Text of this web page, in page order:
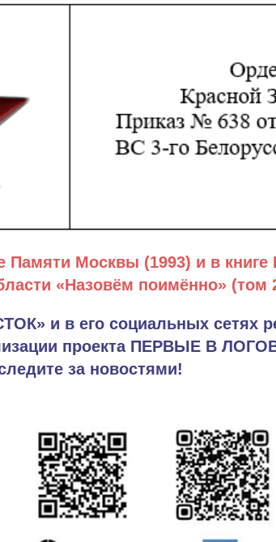
Памяти Москвы (1993) и в книге
«Назовём поимённо» (том
и в его социальных сетях
проекта ПЕРВЫЕ В
за новостями!